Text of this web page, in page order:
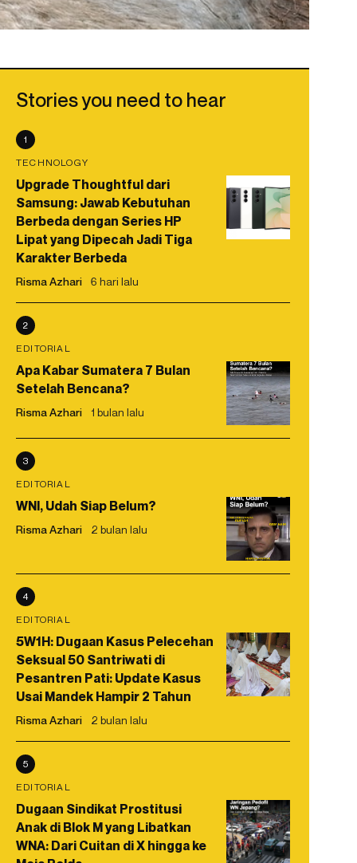
Stories you need to hear
1
TECHNOLOGY
Upgrade Thoughtful dari
Samsung: Jawab Kebutuhan
Berbeda dengan Series HP
Lipat yang Dipecah Jadi Tiga
Karakter Berbeda
Risma Azhari 6 hari lalu
2
EDITORIAL
Apa Kabar Sumatera 7 Bulan
Setelah Bencana?
Risma Azhari 1 bulan lalu
3
EDITORIAL
WNI, Udah Siap Belum?
Risma Azhari 2 bulan lalu
4
EDITORIAL
5W1H: Dugaan Kasus Pelecehan
Seksual 50 Santriwati di
Pesantren Pati: Update Kasus
Usai Mandek Hampir 2 Tahun
Risma Azhari 2 bulan lalu
5
EDITORIAL
Dugaan Sindikat Prostitusi
Anak di Blok M yang Libatkan
WNA: Dari Cuitan di X hingga ke